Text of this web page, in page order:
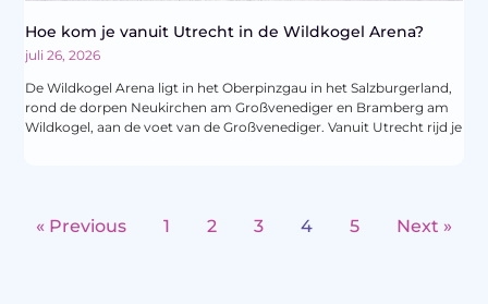
Hoe kom je vanuit Utrecht in de Wildkogel Arena?
juli 26, 2026
De Wildkogel Arena ligt in het Oberpinzgau in het Salzburgerland,
rond de dorpen Neukirchen am Großvenediger en Bramberg am
Wildkogel, aan de voet van de Großvenediger. Vanuit Utrecht rijd je
« Previous 1 2 3 4 5 Next »